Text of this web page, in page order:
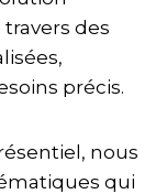
des
précis.
nous
qui